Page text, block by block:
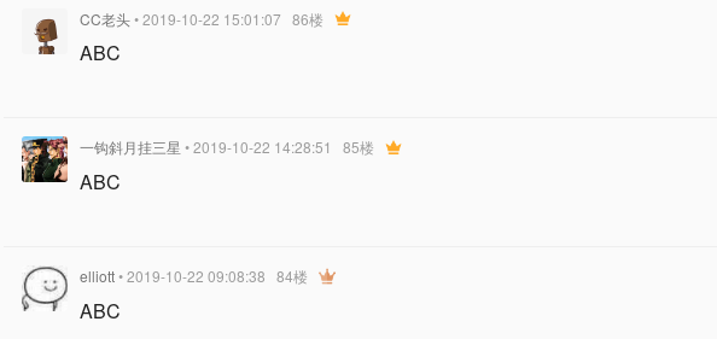
CC老头• 2019-10-22 15:01:07 86楼
ABC
一钩斜月挂三星 • 2019-10-22 14:28:51 85楼
ABC
elliott• 2019-10-22 09:08:38 84楼
ABC